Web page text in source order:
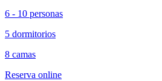
6 - 10 personas
5 dormitorios
8 camas
Reserva online